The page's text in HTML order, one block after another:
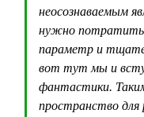
неосознаваемым
нужно потратить
параметр и
вот тут мы и
фантастики.
пространство